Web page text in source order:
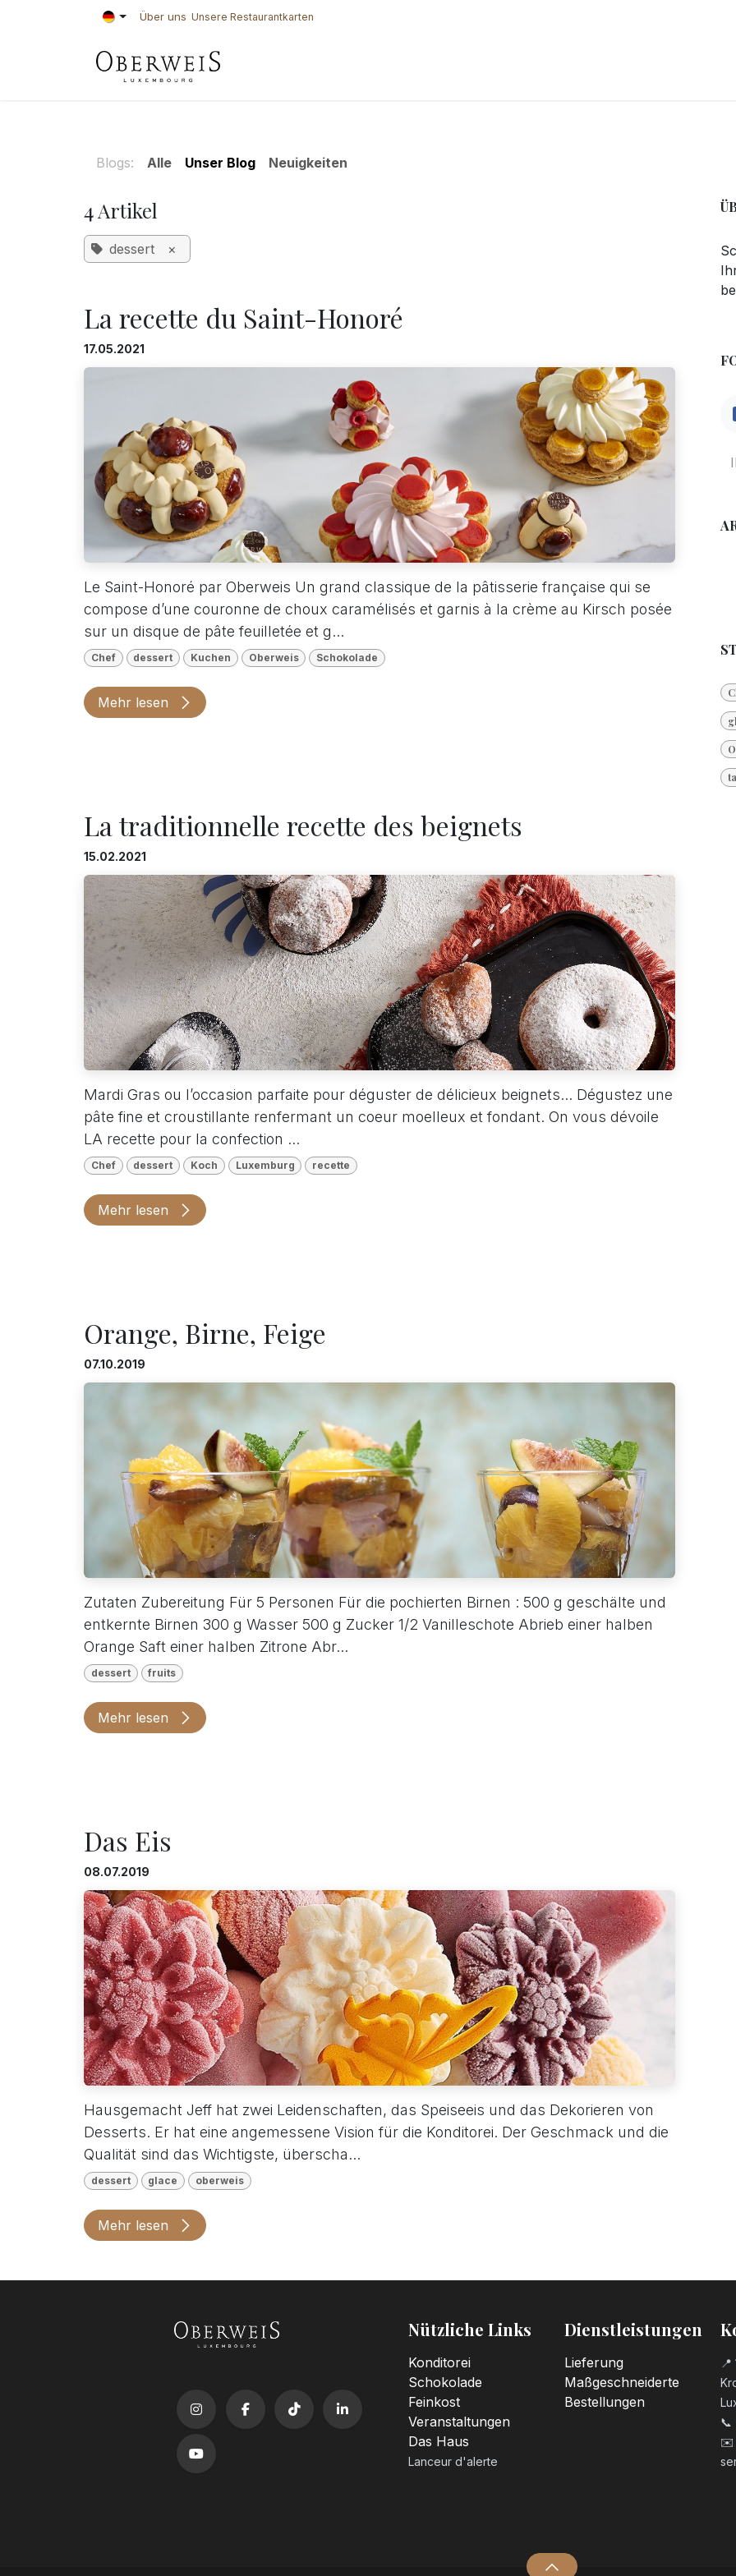
Zum Inhalt springen Über uns Unsere Restaurantkarten
Blogs: Alle Unser Blog Neuigkeiten
4 Artikel
dessert ×
La recette du Saint-Honoré
17.05.2021
Le Saint-Honoré par Oberweis Un grand classique de la pâtisserie française qui se
compose d’une couronne de choux caramélisés et garnis à la crème au Kirsch posée
sur un disque de pâte feuilletée et g...
Chef dessert Kuchen Oberweis Schokolade
Mehr lesen
La traditionnelle recette des beignets
15.02.2021
Mardi Gras ou l’occasion parfaite pour déguster de délicieux beignets... Dégustez une
pâte fine et croustillante renfermant un coeur moelleux et fondant. On vous dévoile
LA recette pour la confection ...
Chef dessert Koch Luxemburg recette
Mehr lesen
Orange, Birne, Feige
07.10.2019
Zutaten Zubereitung Für 5 Personen Für die pochierten Birnen : 500 g geschälte und
entkernte Birnen 300 g Wasser 500 g Zucker 1/2 Vanilleschote Abrieb einer halben
Orange Saft einer halben Zitrone Abr...
dessert fruits
Mehr lesen
Das Eis
08.07.2019
Hausgemacht Jeff hat zwei Leidenschaften, das Speiseeis und das Dekorieren von
Desserts. Er hat eine angemessene Vision für die Konditorei. Der Geschmack und die
Qualität sind das Wichtigste, überscha...
dessert glace oberweis
Mehr lesen
Nützliche Links
Konditorei
Schokolade
Feinkost
Veranstaltungen
Das Haus
Lanceur d'alerte
Dienstleistungen
Lieferung
Maßgeschneiderte
Bestellungen
📞
✉️